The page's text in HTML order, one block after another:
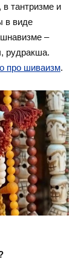
тантризме и
в виде
–
рудракша.
про шиваизм.